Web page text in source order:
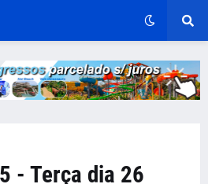
- Terça dia 26